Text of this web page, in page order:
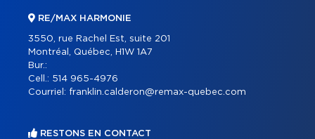
RE/MAX HARMONIE
3550, rue Rachel Est, suite 201
Montréal, Québec, H1W 1A7
Bur.:
Cell.: 514 965-4976
Courriel: franklin.calderon@remax-quebec.com
RESTONS EN CONTACT